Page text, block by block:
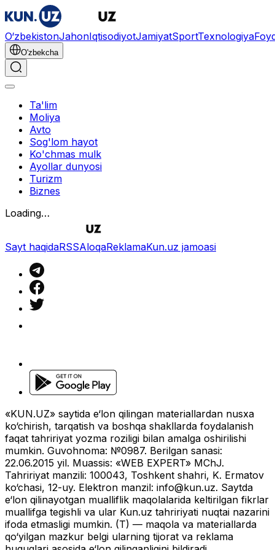
O‘zbekistonJahonIqtisodiyotJamiyatSportTexnologiya
O'zbekcha
Ta'lim
Moliya
Avto
Sog'lom hayot
Ko'chmas mulk
Ayollar dunyosi
Turizm
Biznes
Loading…
Sayt haqidaRSSAloqaReklamaKun.uz jamoasi
«KUN.UZ» saytida e‘lon qilingan materiallardan nusxa
ko‘chirish, tarqatish va boshqa shakllarda foydalanish
faqat tahririyat yozma roziligi bilan amalga oshirilishi
mumkin. Guvohnoma: №0987. Berilgan sanasi:
22.06.2015 yil. Muassis: «WEB EXPERT» MChJ.
Tahririyat manzili: 100043, Toshkent shahri, K. Ermatov
ko‘chasi, 12-uy. Elektron manzil: info@kun.uz. Saytda
e‘lon qilinayotgan mualliflik maqolalarida keltirilgan fikrlar
muallifga tegishli va ular Kun.uz tahririyati nuqtai nazarini
ifoda etmasligi mumkin. (T) — maqola va materiallarda
qo‘yilgan mazkur belgi ularning tijorat va reklama